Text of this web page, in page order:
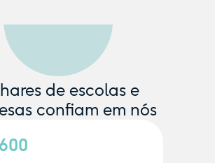
de escolas e
confiam em nós